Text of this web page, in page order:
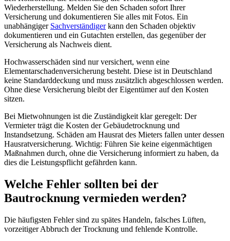
Wiederherstellung. Melden Sie den Schaden sofort Ihrer
Versicherung und dokumentieren Sie alles mit Fotos. Ein
unabhängiger Sachverständigerkann den Schaden objektiv
dokumentieren und ein Gutachten erstellen, das gegenüber der
Versicherung als Nachweis dient.
Hochwasserschäden sind nur versichert, wenn eine
Elementarschadenversicherung besteht. Diese ist in Deutschland
keine Standarddeckung und muss zusätzlich abgeschlossen werden.
Ohne diese Versicherung bleibt der Eigentümer auf den Kosten
sitzen.
Bei Mietwohnungen ist die Zuständigkeit klar geregelt: Der
Vermieter trägt die Kosten der Gebäudetrocknung und
Instandsetzung. Schäden am Hausrat des Mieters fallen unter dessen
Hausratversicherung. Wichtig: Führen Sie keine eigenmächtigen
Maßnahmen durch, ohne die Versicherung informiert zu haben, da
dies die Leistungspflicht gefährden kann.
Welche Fehler sollten bei der
Bautrocknung vermieden werden?
Die häufigsten Fehler sind zu spätes Handeln, falsches Lüften,
vorzeitiger Abbruch der Trocknung und fehlende Kontrolle.